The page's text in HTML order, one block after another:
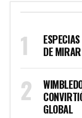
DE
GLOBAL